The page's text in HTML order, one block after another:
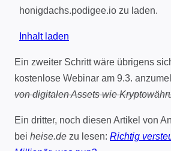
honigdachs.podigee.io zu laden.
Inhalt laden
Ein zweiter Schritt wäre übrigens
kostenlose Webinar am 9.3.
von digitalen Assets wie
Ein dritter, noch diesen Artikel von
bei heise.de zu lesen: Richtig